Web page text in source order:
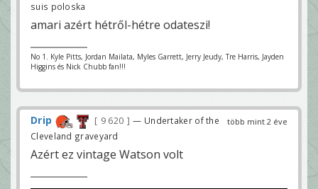
suis poloska
amari azért hétről-hétre odateszi!
No 1. Kyle Pitts, Jordan Mailata, Myles Garrett, Jerry Jeudy, Tre Harris, Jayden
Higgins és Nick Chubb fan!!!
több mint 2 éve
Drip 9 620
— Undertaker of the
Cleveland graveyard
Azért ez vintage Watson volt